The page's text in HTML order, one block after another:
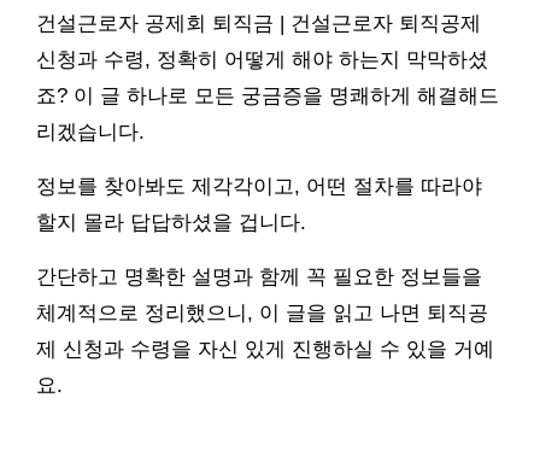
건설근로자 공제회 퇴직금 | 건설근로자 퇴직공제
신청과 수령, 정확히 어떻게 해야 하는지 막막하셨
죠? 이 글 하나로 모든 궁금증을 명쾌하게 해결해드
리겠습니다.
정보를 찾아봐도 제각각이고, 어떤 절차를 따라야
할지 몰라 답답하셨을 겁니다.
간단하고 명확한 설명과 함께 꼭 필요한 정보들을
체계적으로 정리했으니, 이 글을 읽고 나면 퇴직공
제 신청과 수령을 자신 있게 진행하실 수 있을 거예
요.